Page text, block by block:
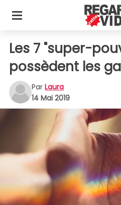
Les 7 "super-
possèdent les
Par Laura
14 Mai 2019